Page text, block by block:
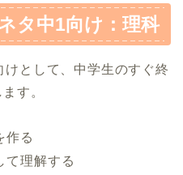
タ中1向け：理科
として、中学生のすぐ終
す。
作る
て理解する